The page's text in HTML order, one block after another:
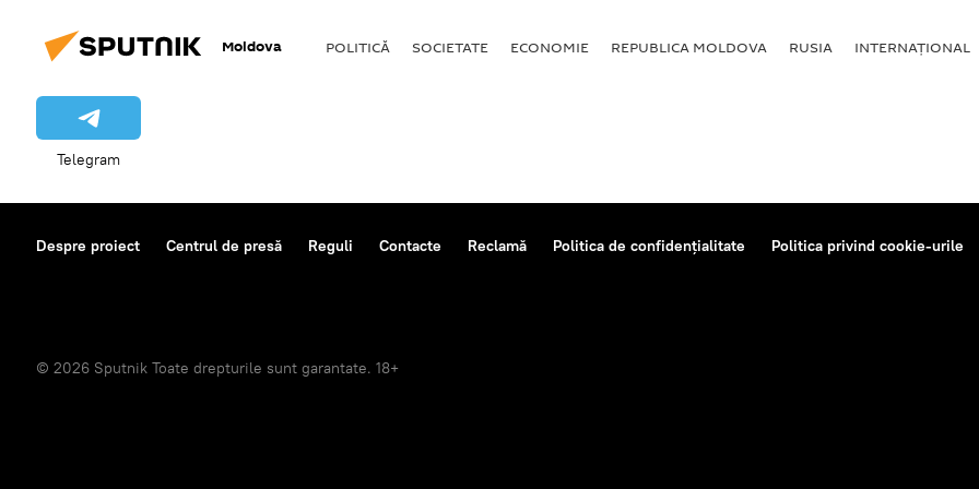
Moldova POLITICĂ SOCIETATE ECONOMIE REPUBLICA MOLDOVA RUSIA INTERNAȚIONAL
Telegram
Despre proiect Centrul de presă Reguli Contacte Reclamă Politica de confidențialitate Politica privind cookie-urile
© 2026 Sputnik Toate drepturile sunt garantate. 18+